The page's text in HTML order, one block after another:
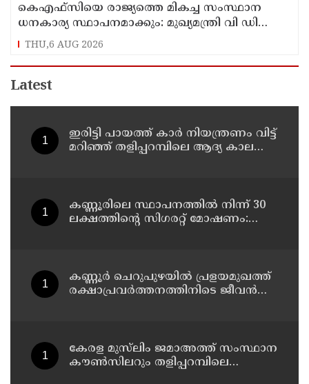
കെഎഫ്‌സിയെ രാജ്യത്തെ മികച്ച സംസ്ഥാന
ധനകാര്യ സ്ഥാപനമാക്കും: മുഖ്യമന്ത്രി വി ഡി
സതീശൻ
THU,6 AUG 2026
Latest
ഇരിട്ടി പായത്ത് കാർ നിയന്ത്രണം വിട്ട്
മറിഞ്ഞ് തളിപ്പറമ്പിലെ ആദ്യ കാല
കണ്ണൂരിലെ സ്ഥാപനത്തിൽ നിന്ന് 30
ലക്ഷത്തിന്റെ സിഗരറ്റ് മോഷണം:
കണ്ണൂർ ചെറുപുഴയിൽ പ്രളയമുഖത്ത്
രക്ഷാപ്രവർത്തനത്തിനിടെ ജീവൻ
കേരള മുസ്‌ലിം ജമാഅത്ത് സംസ്ഥാന
കൗൺസിലറും തളിപ്പറമ്പിലെ